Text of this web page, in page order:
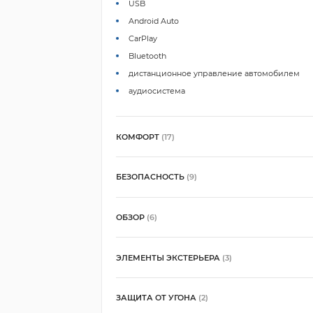
USB
Android Auto
CarPlay
Bluetooth
дистанционное управление автомобилем
аудиосистема
КОМФОРТ (17)
БЕЗОПАСНОСТЬ (9)
ОБЗОР (6)
ЭЛЕМЕНТЫ ЭКСТЕРЬЕРА (3)
ЗАЩИТА ОТ УГОНА (2)